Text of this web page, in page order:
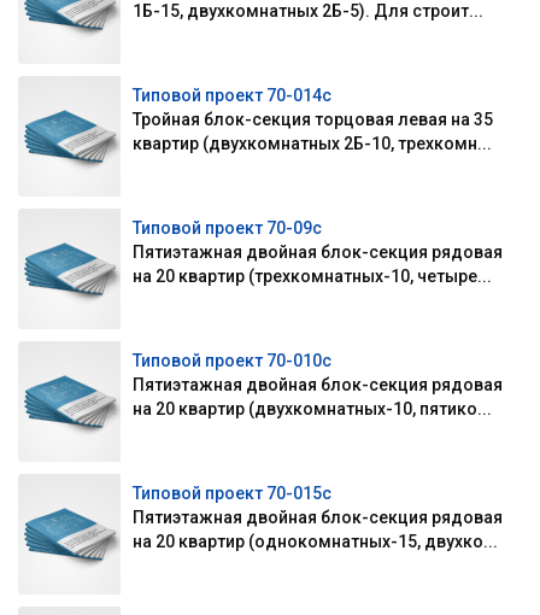
1Б-15, двухкомнатных 2Б-5). Для строит...
Типовой проект 70-014с
Тройная блок-секция торцовая левая на 35
квартир (двухкомнатных 2Б-10, трехкомн...
Типовой проект 70-09с
Пятиэтажная двойная блок-секция рядовая
на 20 квартир (трехкомнатных-10, четыре...
Типовой проект 70-010с
Пятиэтажная двойная блок-секция рядовая
на 20 квартир (двухкомнатных-10, пятико...
Типовой проект 70-015с
Пятиэтажная двойная блок-секция рядовая
на 20 квартир (однокомнатных-15, двухко...